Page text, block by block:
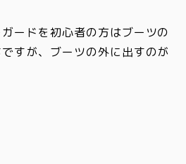
ードを初心者の方はブーツの
すが、ブーツの外に出すのが